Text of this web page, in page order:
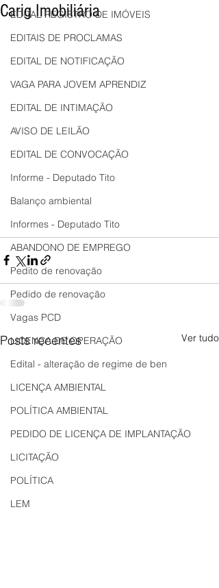
EDITAL REGISTRO DE IMÓVEIS
EDITAIS DE PROCLAMAS
EDITAL DE NOTIFICAÇÃO
VAGA PARA JOVEM APRENDIZ
EDITAL DE INTIMAÇÃO
AVISO DE LEILÃO
EDITAL DE CONVOCAÇÃO
Informe - Deputado Tito
Balanço ambiental
Informes - Deputado Tito
ABANDONO DE EMPREGO
Pedito de renovação
Pedido de renovação
Vagas PCD
LICENÇA DE OPERAÇÃO
Edital - alteração de regime de ben
LICENÇA AMBIENTAL
POLÍTICA AMBIENTAL
PEDIDO DE LICENÇA DE IMPLANTAÇÃO
LICITAÇÃO
POLÍTICA
LEM
Carig Imobiliária
Posts recentes Ver tudo